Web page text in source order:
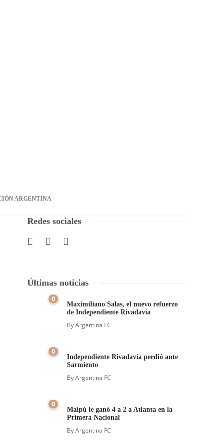
ARGENTINA
Redes sociales
Últimas noticias
0
Maximiliano Salas, el nuevo refuerzo
de Independiente Rivadavia
ByArgentina FC
0
Independiente Rivadavia perdió ante
Sarmiento
ByArgentina FC
0
Maipú le ganó 4 a 2 a Atlanta en la
Primera Nacional
ByArgentina FC